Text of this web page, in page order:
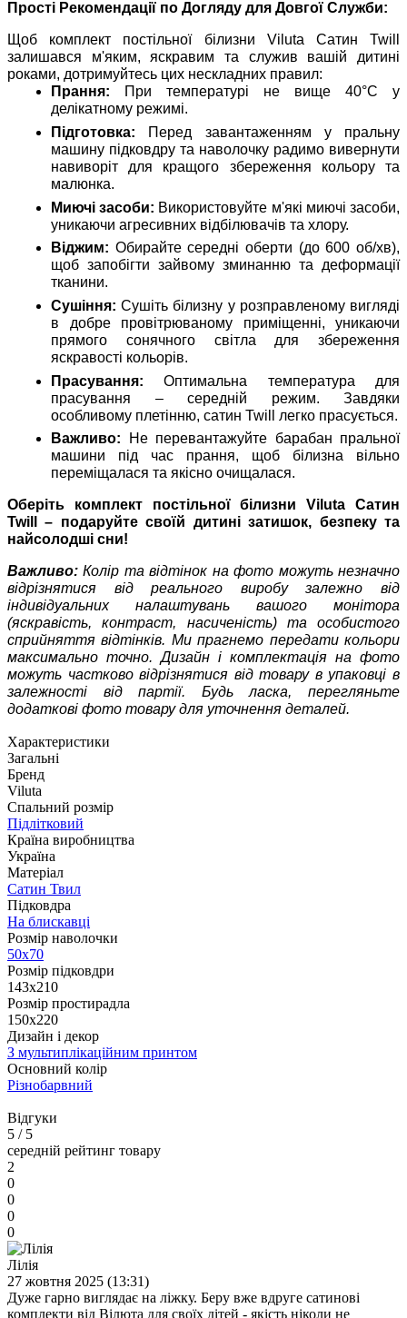
Прості Рекомендації по Догляду для Довгої Служби:
Щоб комплект постільної білизни Viluta Сатин Twill
залишався м'яким, яскравим та служив вашій дитині
роками, дотримуйтесь цих нескладних правил:
Прання: При температурі не вище 40°C у
делікатному режимі.
Підготовка: Перед завантаженням у пральну
машину підковдру та наволочку радимо вивернути
навиворіт для кращого збереження кольору та
малюнка.
Миючі засоби: Використовуйте м'які миючі засоби,
уникаючи агресивних відбілювачів та хлору.
Віджим: Обирайте середні оберти (до 600 об/хв),
щоб запобігти зайвому зминанню та деформації
тканини.
Сушіння: Сушіть білизну у розправленому вигляді
в добре провітрюваному приміщенні, уникаючи
прямого сонячного світла для збереження
яскравості кольорів.
Прасування: Оптимальна температура для
прасування – середній режим. Завдяки
особливому плетінню, сатин Twill легко прасується.
Важливо: Не перевантажуйте барабан пральної
машини під час прання, щоб білизна вільно
переміщалася та якісно очищалася.
Оберіть комплект постільної білизни Viluta Сатин
Twill – подаруйте своїй дитині затишок, безпеку та
найсолодші сни!
Важливо: Колір та відтінок на фото можуть незначно
відрізнятися від реального виробу залежно від
індивідуальних налаштувань вашого монітора
(яскравість, контраст, насиченість) та особистого
сприйняття відтінків. Ми прагнемо передати кольори
максимально точно. Дизайн і комплектація на фото
можуть частково відрізнятися від товару в упаковці в
залежності від партії. Будь ласка, перегляньте
додаткові фото товару для уточнення деталей.
Характеристики
Загальні
Бренд
Viluta
Спальний розмір
Підлітковий
Країна виробництва
Україна
Матеріал
Сатин Твил
Підковдра
На блискавці
Розмір наволочки
50х70
Розмір підковдри
143x210
Розмір простирадла
150х220
Дизайн і декор
З мультиплікаційним принтом
Основний колір
Різнобарвний
Відгуки
5 / 5
середній рейтинг товару
2
0
0
0
0
Лілія
27 жовтня 2025 (13:31)
Дуже гарно виглядає на ліжку. Беру вже вдруге сатинові
комплекти від Вілюта для своїх дітей - якість ніколи не